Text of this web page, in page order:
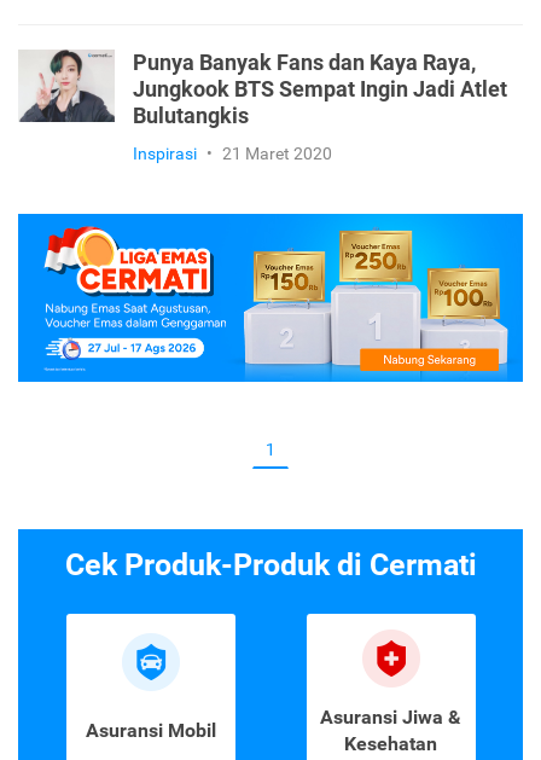
Punya Banyak Fans dan Kaya Raya,
Jungkook BTS Sempat Ingin Jadi Atlet
Bulutangkis
Inspirasi • 21 Maret 2020
1
Cek Produk-Produk di Cermati
Asuransi Mobil
Asuransi Jiwa &
Kesehatan